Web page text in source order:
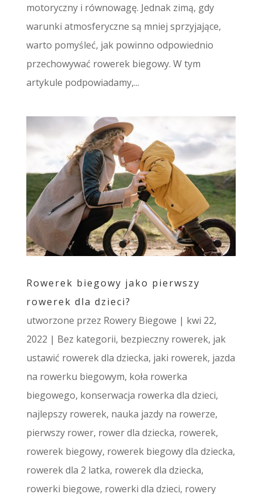
motoryczny i równowagę. Jednak zimą, gdy
warunki atmosferyczne są mniej sprzyjające,
warto pomyśleć, jak powinno odpowiednio
przechowywać rowerek biegowy. W tym
artykule podpowiadamy,...
Rowerek biegowy jako pierwszy
rowerek dla dzieci?
utworzone przez Rowery Biegowe | kwi 22,
2022 | Bez kategorii, bezpieczny rowerek, jak
ustawić rowerek dla dziecka, jaki rowerek, jazda
na rowerku biegowym, koła rowerka
biegowego, konserwacja rowerka dla dzieci,
najlepszy rowerek, nauka jazdy na rowerze,
pierwszy rower, rower dla dziecka, rowerek,
rowerek biegowy, rowerek biegowy dla dziecka,
rowerek dla 2 latka, rowerek dla dziecka,
rowerki biegowe, rowerki dla dzieci, rowery